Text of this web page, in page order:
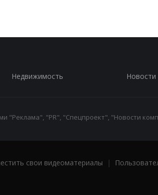
Недвижимость Новости
"Реклама", "PR", "Спецпроект", "Новости
свои видеоматериалы |